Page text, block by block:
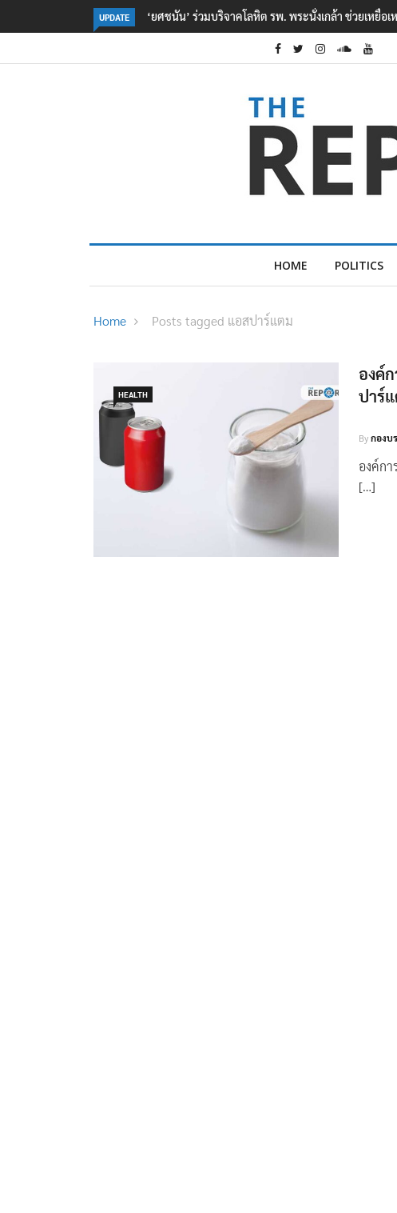
UPDATE
งเกล้า ช่วยเหยื่อเหตุ รร. เทพศิรินทร์ นนทบุรีตร. อยู่ระหว่างสอบสวนแรงจูงใจ เหตุยิงใ
เหตุเครียดเรื่องเรียน
HOME POLITICS
Home Posts tagged แอสปาร์แตม
HEALTH
องค์
ปาร์
Byกองบ
องค์กา
[…]